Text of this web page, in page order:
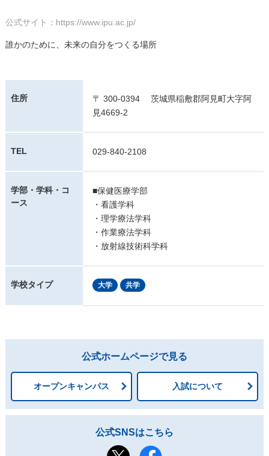
公式サイト：https://www.ipu.ac.jp/
誰かのために、未来の自分をつくる場所
住所
〒 300-0394 茨城県稲敷郡阿見町大字阿
見4669-2
TEL 029-840-2108
学部・学科・コ
ース
■保健医療学部
・看護学科
・理学療法学科
・作業療法学科
・放射線技術科学科
学校タイプ 大学 共学
公式ホームページで見る
オープンキャンパス 入試について
公式SNSはこちら